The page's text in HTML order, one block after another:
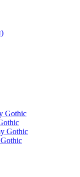
Gothic
Gothic